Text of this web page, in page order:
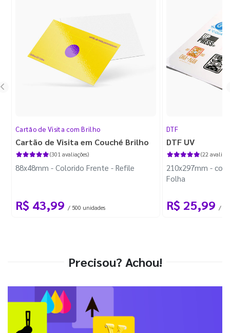
Cartão de Visita com Brilho
Cartão de Visita em Couché Brilho
(301 avaliações)
88x48mm - Colorido Frente - Refile
R$ 43,99 / 500 unidades
DTF
DTF UV
(22
210x297mm -
Folha
R$ 25,99 / 1
Precisou? Achou!